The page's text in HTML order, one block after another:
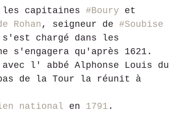
capitaines #Boury et
Rohan, seigneur de #Soubise
chargé dans les
s'engagera qu'après 1621.
l' abbé Alphonse Louis du
de la Tour la réunit à
national en 1791 .